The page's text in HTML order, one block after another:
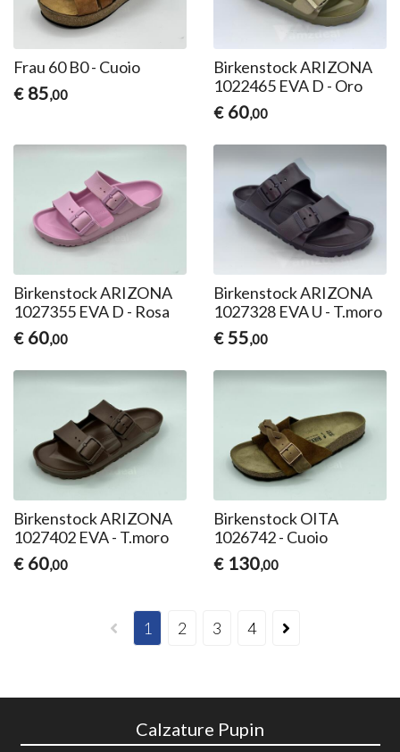
Frau 60 B0 - Cuoio
€ 85,00
Birkenstock ARIZONA
1022465 EVA D - Oro
€ 60,00
Birkenstock ARIZONA
1027355 EVA D - Rosa
€ 60,00
Birkenstock ARIZONA
1027328 EVA U - T.moro
€ 55,00
Birkenstock ARIZONA
1027402 EVA - T.moro
€ 60,00
Birkenstock OITA
1026742 - Cuoio
€ 130,00
1 2 3 4
Calzature Pupin